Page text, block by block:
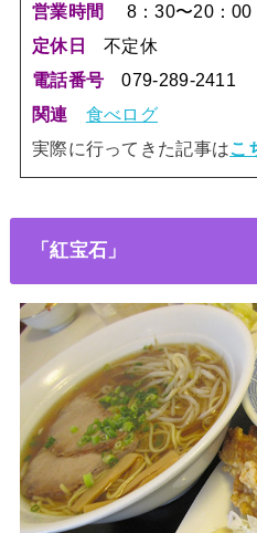
営業時間 8：30〜20：00
定休日不定休
電話番号079-289-2411
関連
食べログ
実際に行ってきた記事はこ
「紅宝石」